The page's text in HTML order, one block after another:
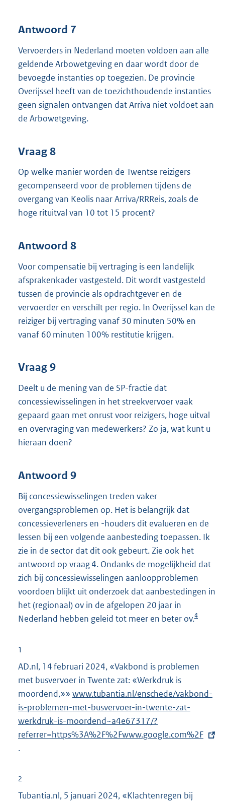
Antwoord 7
Vervoerders in Nederland moeten voldoen aan alle
geldende Arbowetgeving en daar wordt door de
bevoegde instanties op toegezien. De provincie
Overijssel heeft van de toezichthoudende instanties
geen signalen ontvangen dat Arriva niet voldoet aan
de Arbowetgeving.
Vraag 8
Op welke manier worden de Twentse reizigers
gecompenseerd voor de problemen tijdens de
overgang van Keolis naar Arriva/RRReis, zoals de
hoge rituitval van 10 tot 15 procent?
Antwoord 8
Voor compensatie bij vertraging is een landelijk
afsprakenkader vastgesteld. Dit wordt vastgesteld
tussen de provincie als opdrachtgever en de
vervoerder en verschilt per regio. In Overijssel kan de
reiziger bij vertraging vanaf 30 minuten 50% en
vanaf 60 minuten 100% restitutie krijgen.
Vraag 9
Deelt u de mening van de SP-fractie dat
concessiewisselingen in het streekvervoer vaak
gepaard gaan met onrust voor reizigers, hoge uitval
en overvraging van medewerkers? Zo ja, wat kunt u
hieraan doen?
Antwoord 9
Bij concessiewisselingen treden vaker
overgangsproblemen op. Het is belangrijk dat
concessieverleners en -houders dit evalueren en de
lessen bij een volgende aanbesteding toepassen. Ik
zie in de sector dat dit ook gebeurt. Zie ook het
antwoord op vraag 4. Ondanks de mogelijkheid dat
zich bij concessiewisselingen aanloopproblemen
voordoen blijkt uit onderzoek dat aanbestedingen in
het (regionaal) ov in de afgelopen 20 jaar in
Nederland hebben geleid tot meer en beter ov.4
1
AD.nl, 14 februari 2024, «Vakbond is problemen
met busvervoer in Twente zat: «Werkdruk is
moordend,»» E
x
t
e
www.tubantia.nl/enschede/vakbond-
is-problemen-met-busvervoer-in-twente-zat-
werkdruk-is-moordend~a4e67317/?
referrer=https%3A%2F%2Fwww.google.com%2F
.
2
Tubantia.nl, 5 januari 2024, «Klachtenregen bij